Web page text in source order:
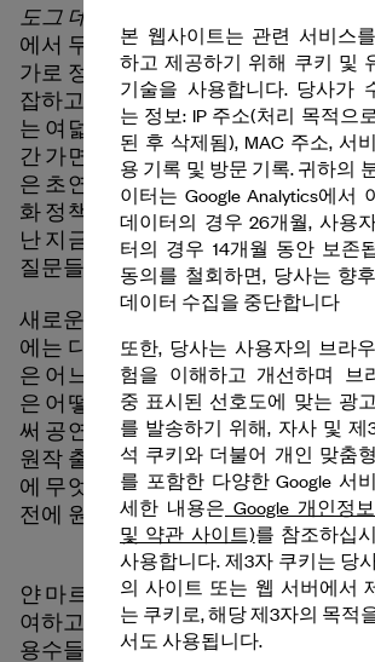
도그 데이즈, 오버(THE DOG DAYS ARE
에서 무용수는 완벽함을 추구하는 순
가로 정의됩니다. 강압적으로 하나의
잡하고 수학적이며 강렬하고 소모적
는 여덟 명의 무용수들은 결국 실수를
간 가면이 벗겨집니다. 급진적인 형식
은 초연 당시 무용수, 안무가, 관람객
화 정책에 대한 관객의 인식을 보여줍
난 지금, 현재의 정치적, 사회적 흐름
질문들은 여전히 유효합니다.
새로운 세대의 아티스트에 의해 재해
에는 다음과 같은 새로운 질문들이
은 어느 시점에 문헌 목록의 일부가
은 어떻게 다루어야 할까? 기존 작품
써 공연 예술에서 지속 가능성을 가져
원작 출연진이 여전히 활동 중인 상황
에 무엇을 물려줄 수 있을까? 작품의
전에 원작자들이 전승 과정에 직접
얀 마르텐스는 2014년의 공연 팀이
여하고 인정받는 것이 중요하다고 믿
용수들은 가능성의 한계를 찾아가며
본 웹사이트는 관련 서비스
하고 제공하기 위해 쿠키 및
기술을 사용합니다. 당사가
는 정보: IP 주소(처리 목적으
된 후 삭제됨), MAC 주소, 서
용 기록 및 방문 기록. 귀하의
이터는 Google Analytics에서
데이터의 경우 26개월, 사용
터의 경우 14개월 동안 보존
동의를 철회하면, 당사는 향
데이터 수집을 중단합니다
또한, 당사는 사용자의 브라
험을 이해하고 개선하며 브
중 표시된 선호도에 맞는 광
를 발송하기 위해, 자사 및 제
석 쿠키와 더불어 개인 맞춤
를 포함한 다양한 Google 서
세한 내용은 Google 개인정
및 약관 사이트)를 참조하십
사용합니다. 제3자 쿠키는 당
의 사이트 또는 웹 서버에서
는 쿠키로, 해당 제3자의 목적
서도 사용됩니다.